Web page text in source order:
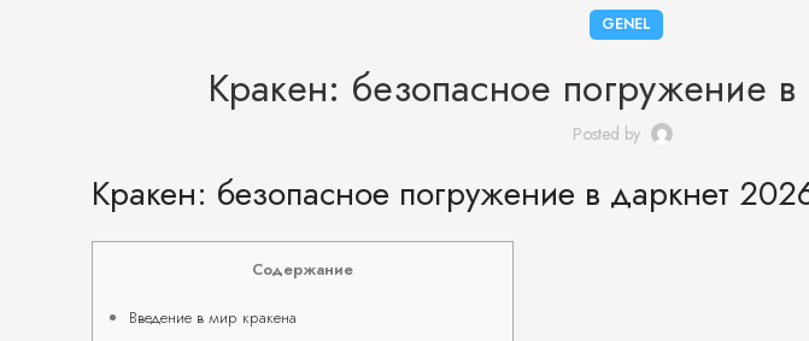
GENEL
Кракен: безопасное погружение
Posted by
Кракен: безопасное погружение в даркнет
Содержание
Введение в мир кракена